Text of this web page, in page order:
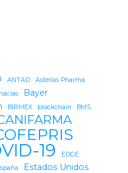
ANTAD
Astellas Pharma
Bayer
BIRMEX blockchain
BMS
19 EDGE
Estados Unidos